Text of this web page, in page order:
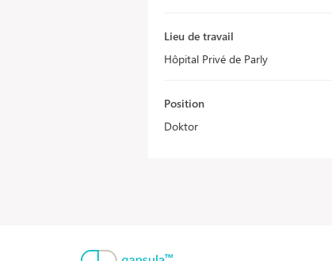
Lieu de travail
Hôpital Privé de Parly
Position
Doktor